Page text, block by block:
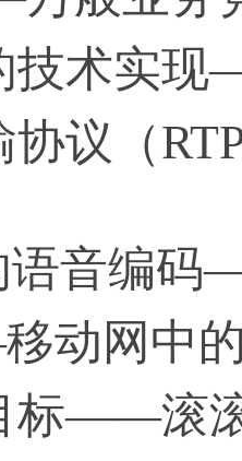
技术实现
协议（
语音编码
动网中的
标——滚